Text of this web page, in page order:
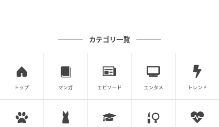
カテゴリ一覧
トップ マンガ エピソード エンタメ トレンド